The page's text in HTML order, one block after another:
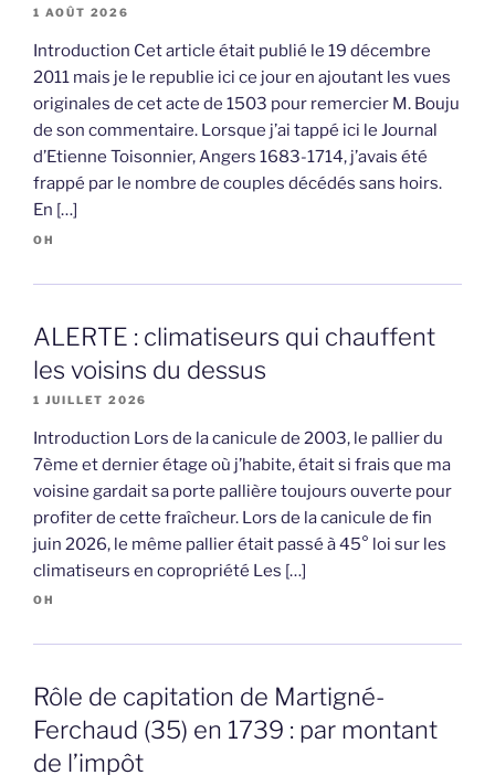
1 AOÛT 2026
Introduction Cet article était publié le 19 décembre
2011 mais je le republie ici ce jour en ajoutant les vues
originales de cet acte de 1503 pour remercier M. Bouju
de son commentaire. Lorsque j’ai tappé ici le Journal
d’Etienne Toisonnier, Angers 1683-1714, j’avais été
frappé par le nombre de couples décédés sans hoirs.
En […]
OH
ALERTE : climatiseurs qui chauffent
les voisins du dessus
1 JUILLET 2026
Introduction Lors de la canicule de 2003, le pallier du
7ème et dernier étage où j’habite, était si frais que ma
voisine gardait sa porte pallière toujours ouverte pour
profiter de cette fraîcheur. Lors de la canicule de fin
juin 2026, le même pallier était passé à 45° loi sur les
climatiseurs en copropriété Les […]
OH
Rôle de capitation de Martigné-
Ferchaud (35) en 1739 : par montant
de l’impôt